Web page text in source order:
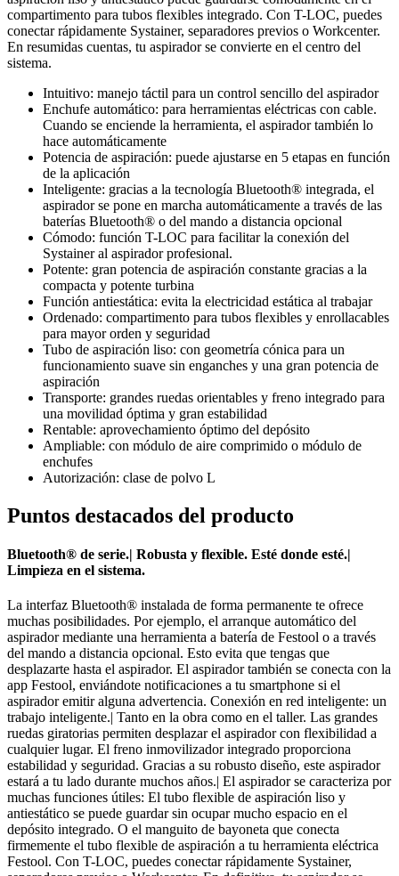
compartimento para tubos flexibles integrado. Con T-LOC, puedes
conectar rápidamente Systainer, separadores previos o Workcenter.
En resumidas cuentas, tu aspirador se convierte en el centro del
sistema.
Intuitivo: manejo táctil para un control sencillo del aspirador
Enchufe automático: para herramientas eléctricas con cable.
Cuando se enciende la herramienta, el aspirador también lo
hace automáticamente
Potencia de aspiración: puede ajustarse en 5 etapas en función
de la aplicación
Inteligente: gracias a la tecnología Bluetooth® integrada, el
aspirador se pone en marcha automáticamente a través de las
baterías Bluetooth® o del mando a distancia opcional
Cómodo: función T-LOC para facilitar la conexión del
Systainer al aspirador profesional.
Potente: gran potencia de aspiración constante gracias a la
compacta y potente turbina
Función antiestática: evita la electricidad estática al trabajar
Ordenado: compartimento para tubos flexibles y enrollacables
para mayor orden y seguridad
Tubo de aspiración liso: con geometría cónica para un
funcionamiento suave sin enganches y una gran potencia de
aspiración
Transporte: grandes ruedas orientables y freno integrado para
una movilidad óptima y gran estabilidad
Rentable: aprovechamiento óptimo del depósito
Ampliable: con módulo de aire comprimido o módulo de
enchufes
Autorización: clase de polvo L
Puntos destacados del producto
Bluetooth® de serie.| Robusta y flexible. Esté donde esté.|
Limpieza en el sistema.
La interfaz Bluetooth® instalada de forma permanente te ofrece
muchas posibilidades. Por ejemplo, el arranque automático del
aspirador mediante una herramienta a batería de Festool o a través
del mando a distancia opcional. Esto evita que tengas que
desplazarte hasta el aspirador. El aspirador también se conecta con la
app Festool, enviándote notificaciones a tu smartphone si el
aspirador emitir alguna advertencia. Conexión en red inteligente: un
trabajo inteligente.| Tanto en la obra como en el taller. Las grandes
ruedas giratorias permiten desplazar el aspirador con flexibilidad a
cualquier lugar. El freno inmovilizador integrado proporciona
estabilidad y seguridad. Gracias a su robusto diseño, este aspirador
estará a tu lado durante muchos años.| El aspirador se caracteriza por
muchas funciones útiles: El tubo flexible de aspiración liso y
antiestático se puede guardar sin ocupar mucho espacio en el
depósito integrado. O el manguito de bayoneta que conecta
firmemente el tubo flexible de aspiración a tu herramienta eléctrica
Festool. Con T-LOC, puedes conectar rápidamente Systainer,